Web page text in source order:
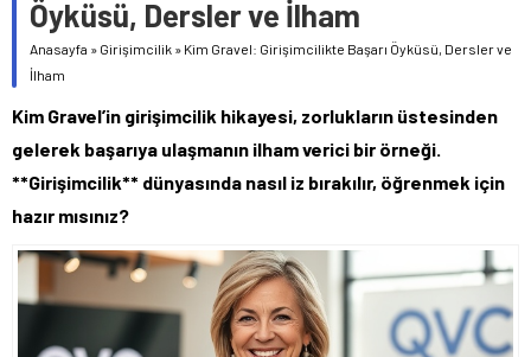
Öyküsü, Dersler ve İlham
Anasayfa » Girişimcilik » Kim Gravel: Girişimcilikte Başarı Öyküsü, Dersler ve
İlham
Kim Gravel’in girişimcilik hikayesi, zorlukların üstesinden
gelerek başarıya ulaşmanın ilham verici bir örneği.
**Girişimcilik** dünyasında nasıl iz bırakılır, öğrenmek için
hazır mısınız?